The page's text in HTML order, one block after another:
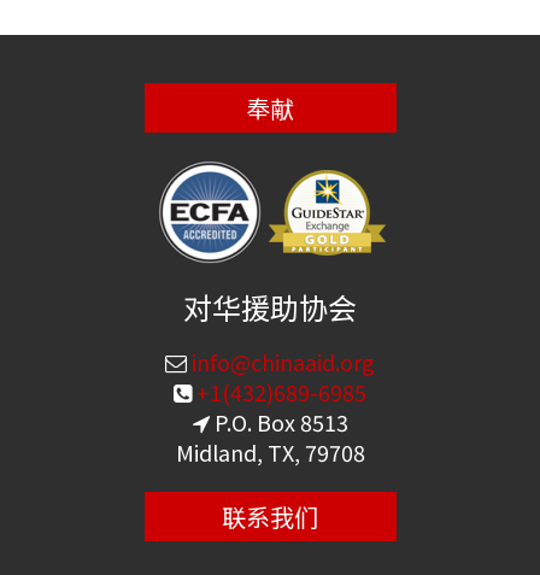
奉献
对华援助协会
info@chinaaid.org
+1(432)689-6985
P.O. Box 8513
Midland, TX, 79708
联系我们